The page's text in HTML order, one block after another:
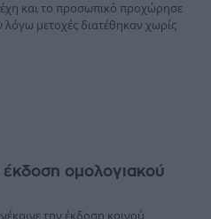
και το προσωπικό προχώρησε
λόγω μετοχές διατέθηκαν χωρίς
ομολογιακού
την έκδοση κοινού